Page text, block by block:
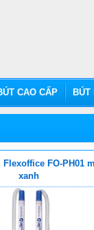
Flexoffice FO-PH01
xanh
CAO CẤP BÚT